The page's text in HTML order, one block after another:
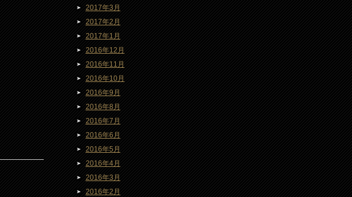
2017年3月
2017年2月
2017年1月
2016年12月
2016年11月
2016年10月
2016年9月
2016年8月
2016年7月
2016年6月
2016年5月
2016年4月
2016年3月
2016年2月